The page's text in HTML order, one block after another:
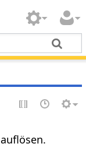
auflösen.